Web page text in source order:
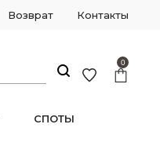
Возврат Контакты
0
СПОТЫ